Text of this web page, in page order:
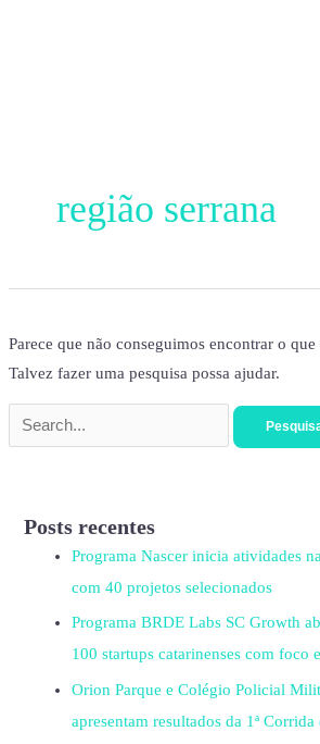
região serrana
Parece que não conseguimos encontrar o
Talvez fazer uma pesquisa possa ajudar.
Posts recentes
Programa Nascer inicia atividades
com 40 projetos selecionados
Programa BRDE Labs SC Growth
100 startups catarinenses com foco
Orion Parque e Colégio Policial
apresentam resultados da 1ª